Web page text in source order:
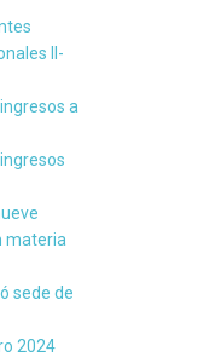
II-
a
materia
sede de
2024